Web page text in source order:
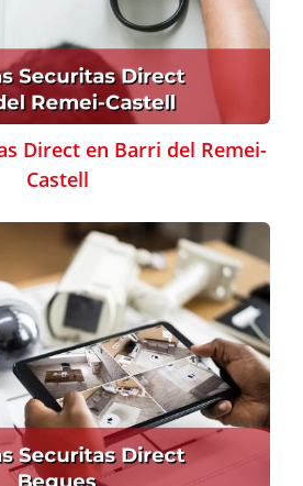
Direct en Barri del Remei-
Castell